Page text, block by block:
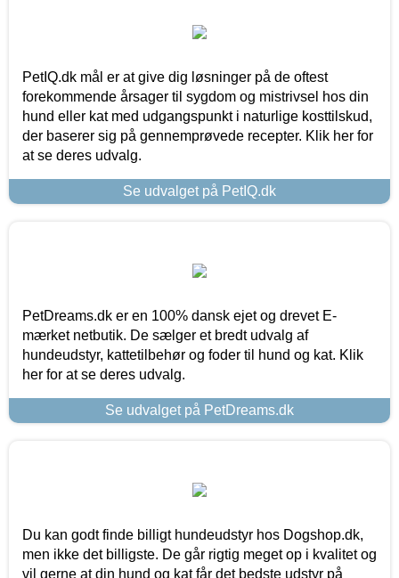
PetIQ.dk mål er at give dig løsninger på de oftest
forekommende årsager til sygdom og mistrivsel hos din
hund eller kat med udgangspunkt i naturlige kosttilskud,
der baserer sig på gennemprøvede recepter. Klik her for
at se deres udvalg.
Se udvalget på PetIQ.dk
PetDreams.dk er en 100% dansk ejet og drevet E-
mærket netbutik. De sælger et bredt udvalg af
hundeudstyr, kattetilbehør og foder til hund og kat. Klik
her for at se deres udvalg.
Se udvalget på PetDreams.dk
Du kan godt finde billigt hundeudstyr hos Dogshop.dk,
men ikke det billigste. De går rigtig meget op i kvalitet og
vil gerne at din hund og kat får det bedste udstyr på